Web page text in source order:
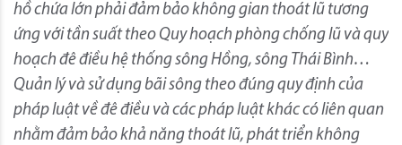
hồ chứa lớn phải đảm bảo không gian thoát lũ tương
ứng với tần suất theo Quy hoạch phòng chống lũ và quy
hoạch đê điều hệ thống sông Hồng, sông Thái Bình…
Quản lý và sử dụng bãi sông theo đúng quy định của
pháp luật về đê điều và các pháp luật khác có liên quan
nhằm đảm bảo khả năng thoát lũ, phát triển không